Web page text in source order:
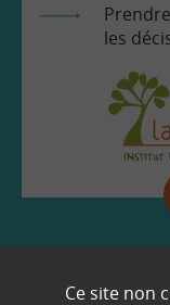
les
Ce site non